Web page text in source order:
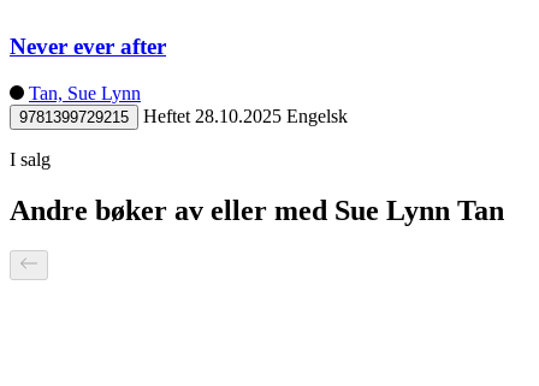
Never ever after
Tan, Sue Lynn
9781399729215 Heftet 28.10.2025 Engelsk
I salg
Andre bøker av eller med Sue Lynn Tan